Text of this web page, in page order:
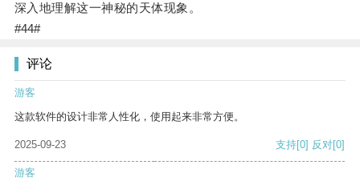
深入地理解这一神秘的天体现象。
#44#
评论
游客
这款软件的设计非常人性化，使用起来非常方便。
2025-09-23 支持[0] 反对[0]
游客